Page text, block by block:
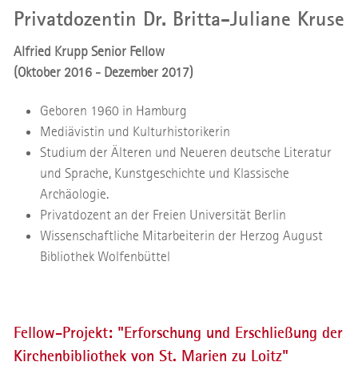
Privatdozentin Dr. Britta-Juliane Kruse
Alfried Krupp Senior Fellow
(Oktober 2016 - Dezember 2017)
Geboren 1960 in Hamburg
Mediävistin und Kulturhistorikerin
Studium der Älteren und Neueren deutsche Literatur
und Sprache, Kunstgeschichte und Klassische
Archäologie.
Privatdozent an der Freien Universität Berlin
Wissenschaftliche Mitarbeiterin der Herzog August
Bibliothek Wolfenbüttel
Fellow-Projekt: "Erforschung und Erschließung der
Kirchenbibliothek von St. Marien zu Loitz"